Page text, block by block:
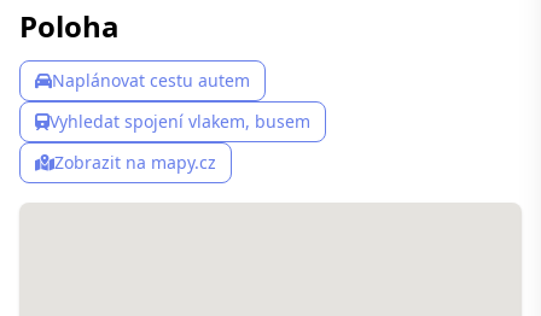
Poloha
Naplánovat cestu autem
Vyhledat spojení vlakem, busem
Zobrazit na mapy.cz